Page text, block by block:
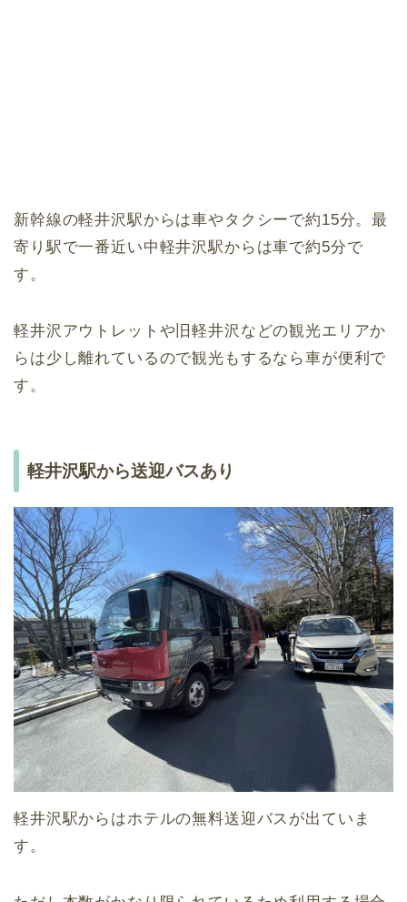
新幹線の軽井沢駅からは車やタクシーで約15分。最
寄り駅で一番近い中軽井沢駅からは車で約5分で
す。
軽井沢アウトレットや旧軽井沢などの観光エリアか
らは少し離れているので観光もするなら車が便利で
す。
軽井沢駅から送迎バスあり
軽井沢駅からはホテルの無料送迎バスが出ていま
す。